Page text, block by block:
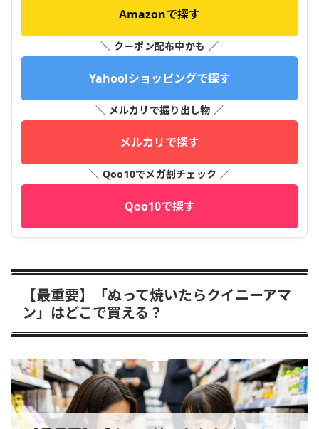
Amazonで探す
＼ クーポン配布中かも ／
Yahoo!ショッピングで探す
＼ メルカリで掘り出し物 ／
メルカリで探す
＼ Qoo10でメガ割チェック ／
Qoo10で探す
【最重要】「ぬって焼いたらクイニーアマ
ン」はどこで買える？